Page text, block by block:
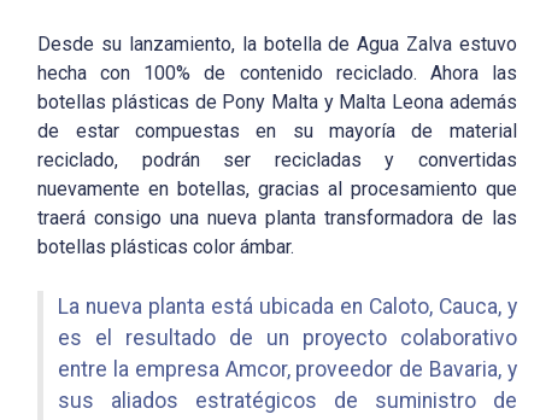
Desde su lanzamiento, la botella de Agua Zalva estuvo
hecha con 100% de contenido reciclado. Ahora las
botellas plásticas de Pony Malta y Malta Leona además
de estar compuestas en su mayoría de material
reciclado, podrán ser recicladas y convertidas
nuevamente en botellas, gracias al procesamiento que
traerá consigo una nueva planta transformadora de las
botellas plásticas color ámbar.
La nueva planta está ubicada en Caloto, Cauca, y
es el resultado de un proyecto colaborativo
entre la empresa Amcor, proveedor de Bavaria, y
sus aliados estratégicos de suministro de